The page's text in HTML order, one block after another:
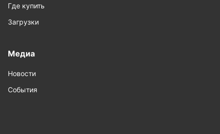
Где купить
Загрузки
Медиа
Новости
События